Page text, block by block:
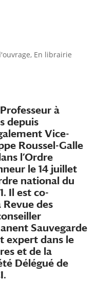
, En librairie
à
depuis
Vice-
Roussel-Galle
l’Ordre
le 14 juillet
national du
Il est co-
des
Sauvegarde
expert dans le
et de la
Délégué de